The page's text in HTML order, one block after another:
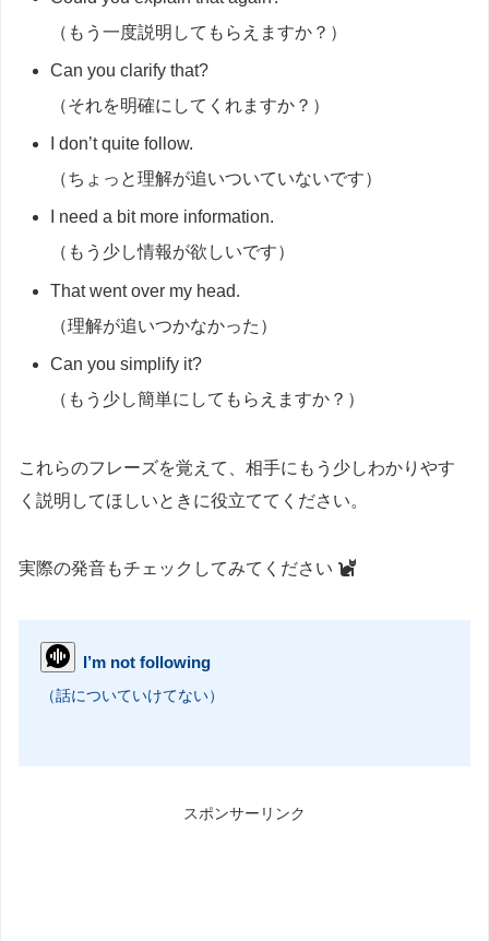
（もう一度説明してもらえますか？）
Can you clarify that?
（それを明確にしてくれますか？）
I don’t quite follow.
（ちょっと理解が追いついていないです）
I need a bit more information.
（もう少し情報が欲しいです）
That went over my head.
（理解が追いつかなかった）
Can you simplify it?
（もう少し簡単にしてもらえますか？）
これらのフレーズを覚えて、相手にもう少しわかりやす
く説明してほしいときに役立ててください。
実際の発音もチェックしてみてください
I’m not following
（話についていけてない）
スポンサーリンク